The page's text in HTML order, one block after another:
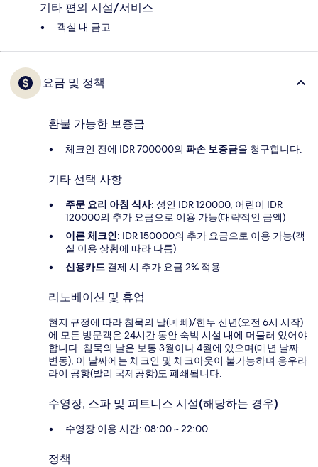
기타 편의 시설/서비스
객실 내 금고
요금 및 정책
환불 가능한 보증금
체크인 전에 IDR 700000의 파손 보증금을 청구합니다.
기타 선택 사항
주문 요리 아침 식사: 성인 IDR 120000, 어린이 IDR
120000의 추가 요금으로 이용 가능(대략적인 금액)
이른 체크인: IDR 150000의 추가 요금으로 이용 가능(객
실 이용 상황에 따라 다름)
신용카드 결제 시 추가 요금 2% 적용
리노베이션 및 휴업
현지 규정에 따라 침묵의 날(녜삐)/힌두 신년(오전 6시 시작)
에 모든 방문객은 24시간 동안 숙박 시설 내에 머물러 있어야
합니다. 침묵의 날은 보통 3월이나 4월에 있으며(매년 날짜
변동), 이 날짜에는 체크인 및 체크아웃이 불가능하며 응우라
라이 공항(발리 국제공항)도 폐쇄됩니다.
수영장, 스파 및 피트니스 시설(해당하는 경우)
수영장 이용 시간: 08:00 ~ 22:00
정책